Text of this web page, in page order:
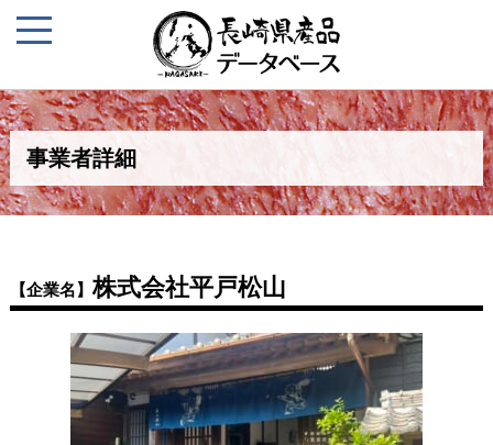
事業者詳細
【企業名】株式会社平戸松山